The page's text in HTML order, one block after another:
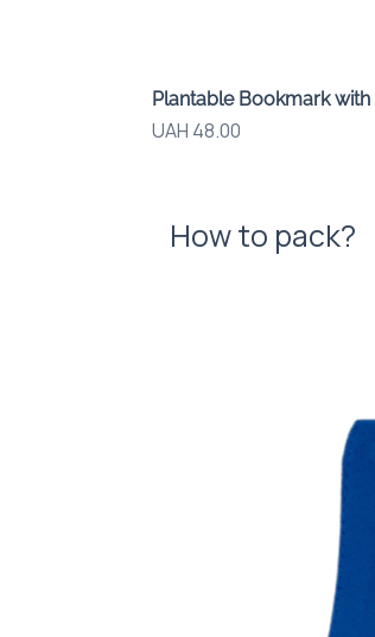
Plantable Bookmark
Price
UAH 48.00
How to pack?